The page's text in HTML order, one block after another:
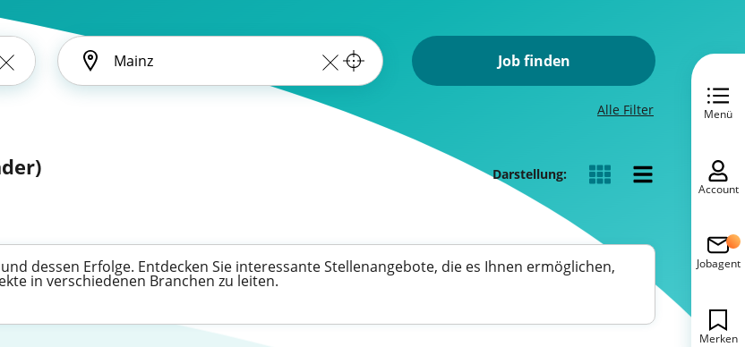
Job finden
Alle Filter
Darstellung:
dessen Erfolge. Entdecken Sie interessante Stellenangebote, die es Ihnen ermöglichen,
in verschiedenen Branchen zu leiten.
Menü
Account
Jobagent
Merken